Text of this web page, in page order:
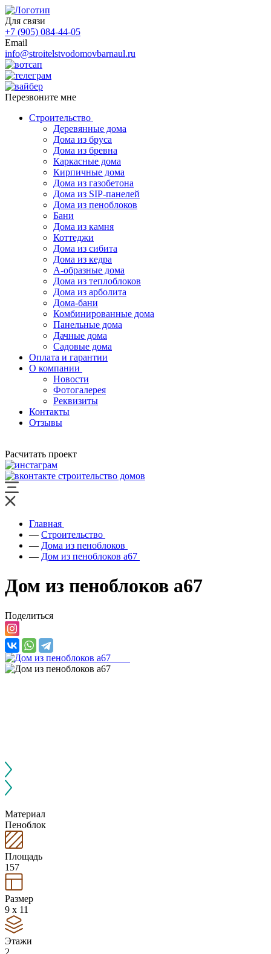
Для связи
+7 (905) 084-44-05
Email
info@stroitelstvodomovbarnaul.ru
Перезвоните мне
Строительство
Деревянные дома
Дома из бруса
Дома из бревна
Каркасные дома
Кирпичные дома
Дома из газобетона
Дома из SIP-панелей
Дома из пеноблоков
Бани
Дома из камня
Коттеджи
Дома из сибита
Дома из кедра
А-образные дома
Дома из теплоблоков
Дома из арболита
Дома-бани
Комбинированные дома
Панельные дома
Дачные дома
Садовые дома
Оплата и гарантии
О компании
Новости
Фотогалерея
Реквизиты
Контакты
Отзывы
Расчитать проект
Главная
— Строительство
— Дома из пеноблоков
— Дом из пеноблоков а67
Дом из пеноблоков а67
Поделиться
Материал
Пеноблок
Площадь
157
Размер
9 x 11
Этажи
2